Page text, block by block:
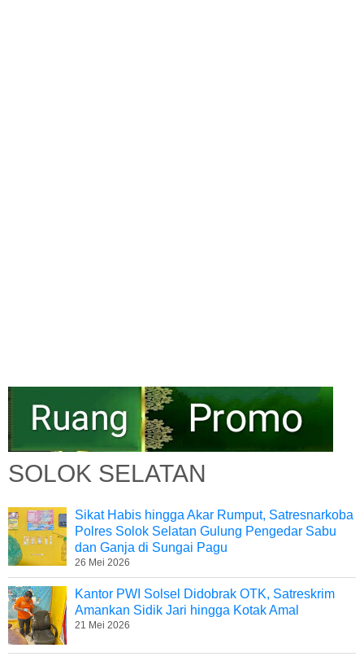
SOLOK SELATAN
Sikat Habis hingga Akar Rumput, Satresnarkoba
Polres Solok Selatan Gulung Pengedar Sabu
dan Ganja di Sungai Pagu
26 Mei 2026
Kantor PWI Solsel Didobrak OTK, Satreskrim
Amankan Sidik Jari hingga Kotak Amal
21 Mei 2026